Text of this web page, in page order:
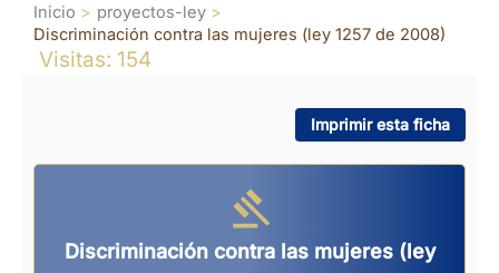
Inicio
proyectos-ley
Discriminación contra las mujeres (ley 1257 de 2008)
Visitas: 154
Imprimir esta ficha
Discriminación contra las mujeres (ley